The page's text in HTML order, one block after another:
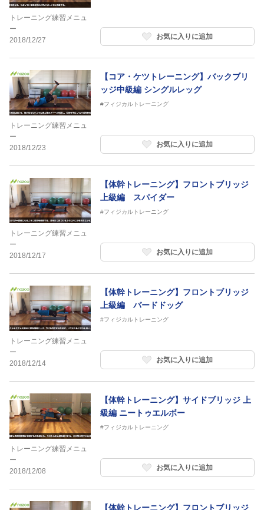
トレーニング練習メニュ
ー
2018/12/27
お気に入りに追加
トレーニング練習メニュ
ー
2018/12/23
【コア・ケツトレーニング】バックブリ
ッジ中級編 シングルレッグ
#フィジカルトレーニング
お気に入りに追加
トレーニング練習メニュ
ー
2018/12/17
【体幹トレーニング】フロントブリッジ
上級編 スパイダー
#フィジカルトレーニング
お気に入りに追加
トレーニング練習メニュ
ー
2018/12/14
【体幹トレーニング】フロントブリッジ
上級編 バードドッグ
#フィジカルトレーニング
お気に入りに追加
トレーニング練習メニュ
ー
2018/12/08
【体幹トレーニング】サイドブリッジ 上
級編 ニートゥエルボー
#フィジカルトレーニング
お気に入りに追加
【体幹トレーニング】フロントブリッジ